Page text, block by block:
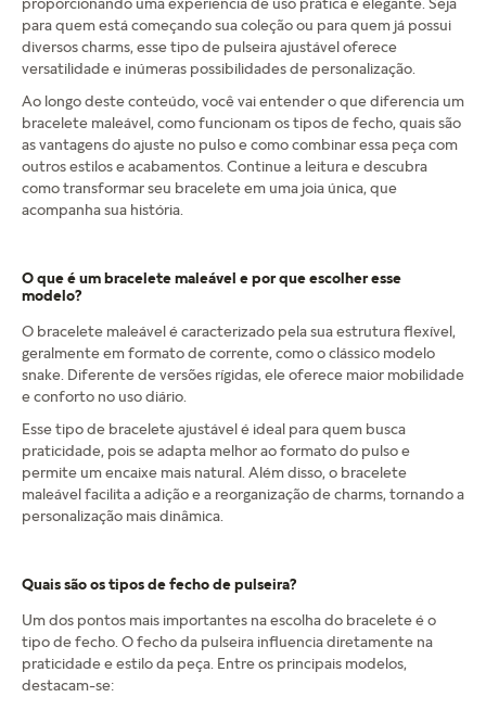
para quem está começando sua coleção ou para quem já possui
diversos charms, esse tipo de pulseira ajustável oferece
versatilidade e inúmeras possibilidades de personalização.
Ao longo deste conteúdo, você vai entender o que diferencia um
bracelete maleável, como funcionam os tipos de fecho, quais são
as vantagens do ajuste no pulso e como combinar essa peça com
outros estilos e acabamentos. Continue a leitura e descubra
como transformar seu bracelete em uma joia única, que
acompanha sua história.
O que é um bracelete maleável e por que escolher esse
modelo?
O bracelete maleável é caracterizado pela sua estrutura flexível,
geralmente em formato de corrente, como o clássico modelo
snake. Diferente de versões rígidas, ele oferece maior mobilidade
e conforto no uso diário.
Esse tipo de bracelete ajustável é ideal para quem busca
praticidade, pois se adapta melhor ao formato do pulso e
permite um encaixe mais natural. Além disso, o bracelete
maleável facilita a adição e a reorganização de charms, tornando a
personalização mais dinâmica.
Quais são os tipos de fecho de pulseira?
Um dos pontos mais importantes na escolha do bracelete é o
tipo de fecho. O fecho da pulseira influencia diretamente na
praticidade e estilo da peça. Entre os principais modelos,
destacam-se: